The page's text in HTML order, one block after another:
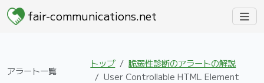
fair-communications.net
アラート一覧
トップ
脆弱性診断のアラートの解説
User Controllable HTML Element